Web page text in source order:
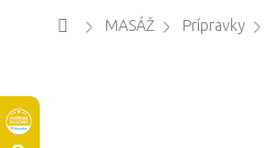
DomovMASÁŽ Prípravky